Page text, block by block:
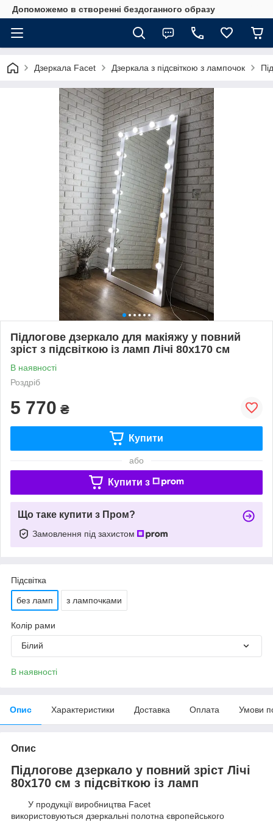
Допоможемо в створенні бездоганного образу
Дзеркала Facet Дзеркала з підсвіткою з лампочок
Підлогове дзеркало для макіяжу у повний
зріст з підсвіткою із ламп Лічі 80х170 см
В наявності
Роздріб
5 770 ₴
Купити
або
Купити з
Що таке купити з Пром?
Замовлення під захистом
Підсвітка
без ламп з лампочками
Колір рами
Білий
В наявності
Опис Характеристики Доставка Оплата Умови
Опис
Підлогове дзеркало у повний зріст Лічі
80х170 см з підсвіткою із ламп
У продукції виробництва Facet
використовуються дзеркальні полотна європейського